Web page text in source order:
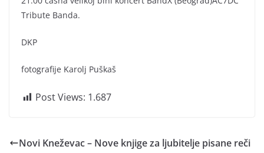
Tribute Banda.
DKP
fotografije Karolj Puškaš
Post Views: 1.687
Novi Kneževac – Nove knjige za ljubitelje pisane reči